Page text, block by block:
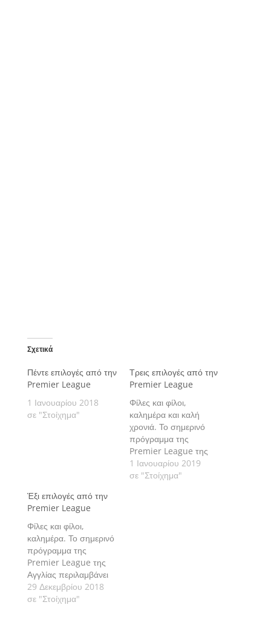
Σχετικά
Πέντε επιλογές από την
Premier League
1 Ιανουαρίου 2018
σε "Στοίχημα"
Τρεις επιλογές από την
Premier League
Φίλες και φίλοι,
καλημέρα και καλή
χρονιά. Το σημερινό
πρόγραμμα της
Premier League της
Αγγλίας περιλαμβάνει
τρεις αγώνες με τους
1 Ιανουαρίου 2019
σε "Στοίχημα"
Έξι επιλογές από την
Premier League
Φίλες και φίλοι,
καλημέρα. Το σημερινό
πρόγραμμα της
Premier League της
Αγγλίας περιλαμβάνει
έξι αγώνες με τους
οποίους ανοίγει η 20η
29 Δεκεμβρίου 2018
σε "Στοίχημα"